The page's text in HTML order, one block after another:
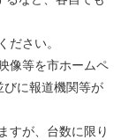
ださい。
像等を市ホームペ
に報道機関等が
すが、台数に限り